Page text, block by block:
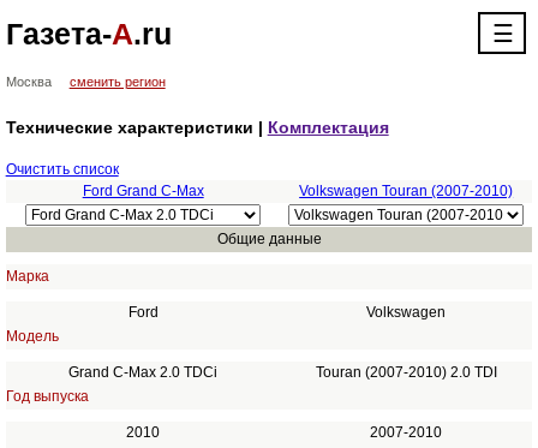
Газета-А.ru ☰
Москва сменить регион
Технические характеристики | Комплектация
Очистить список
Ford Grand C-Max
Volkswagen Touran (2007-2010)
Общие данные
Марка
Ford
Volkswagen
Модель
Grand C-Max 2.0 TDCi
Touran (2007-2010) 2.0 TDI
Год выпуска
2010
2007-2010